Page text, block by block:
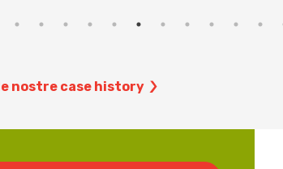
nostre case history